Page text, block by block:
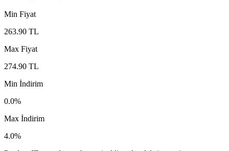
Min Fiyat
263.90 TL
Max Fiyat
274.90 TL
Min İndirim
0.0%
Max İndirim
4.0%